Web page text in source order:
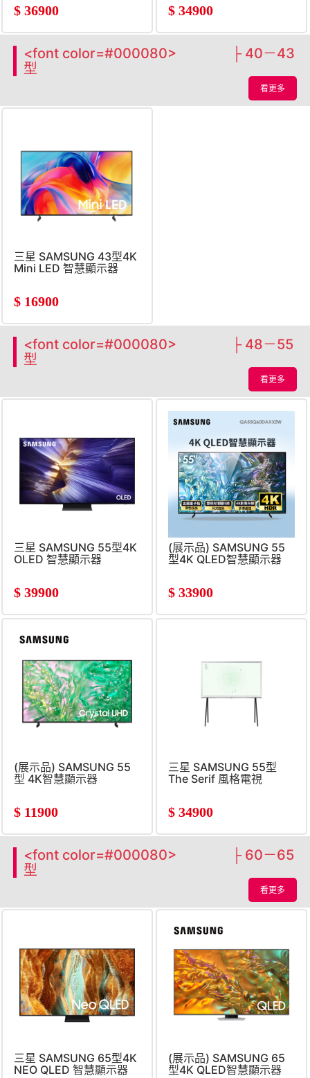
$ 36900 $ 34900
<font color=#000080> ├ 40－43
型
看更多
三星 SAMSUNG 43型4K
Mini LED 智慧顯示器
$ 16900
<font color=#000080> ├ 48－55
型
看更多
三星 SAMSUNG 55型4K
OLED 智慧顯示器
$ 39900
(展示品) SAMSUNG 55
型4K QLED智慧顯示器
$ 33900
(展示品) SAMSUNG 55
型 4K智慧顯示器
$ 11900
三星 SAMSUNG 55型
The Serif 風格電視
$ 34900
<font color=#000080> ├ 60－65
型
看更多
三星 SAMSUNG 65型4K
NEO QLED 智慧顯示器
(展示品) SAMSUNG 65
型4K QLED智慧顯示器